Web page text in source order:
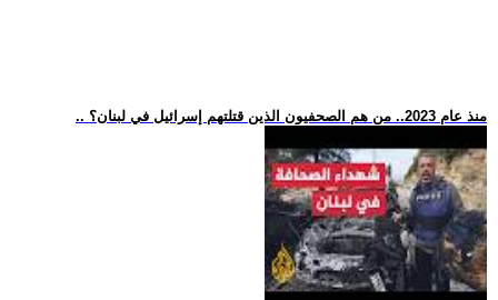
.. منذ عام 2023.. من هم الصحفيون الذين قتلتهم إسرائيل في لبنان؟